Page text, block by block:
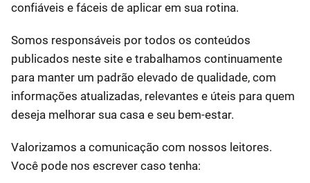
confiáveis e fáceis de aplicar em sua rotina.
Somos responsáveis por todos os conteúdos
publicados neste site e trabalhamos continuamente
para manter um padrão elevado de qualidade, com
informações atualizadas, relevantes e úteis para quem
deseja melhorar sua casa e seu bem-estar.
Valorizamos a comunicação com nossos leitores.
Você pode nos escrever caso tenha: